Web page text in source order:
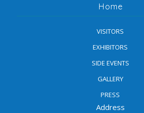
Home
VISITORS
EXHIBITORS
SIDE EVENTS
GALLERY
PRESS
Address